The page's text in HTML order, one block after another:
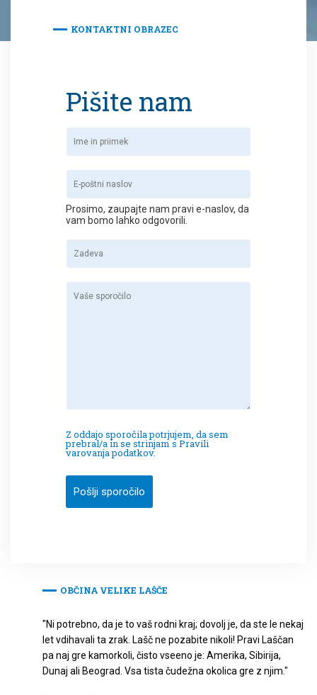
KONTAKTNI OBRAZEC
Pišite nam
Prosimo, zaupajte nam pravi e-naslov, da
vam bomo lahko odgovorili.
Z oddajo sporočila potrjujem, da sem
prebral/a in se strinjam s Pravili
varovanja podatkov.
Pošlji sporočilo
OBČINA VELIKE LAŠČE
"Ni potrebno, da je to vaš rodni kraj; dovolj je, da ste le nekaj
let vdihavali ta zrak. Lašč ne pozabite nikoli! Pravi Laščan
pa naj gre kamorkoli, čisto vseeno je: Amerika, Sibirija,
Dunaj ali Beograd. Vsa tista čudežna okolica gre z njim."